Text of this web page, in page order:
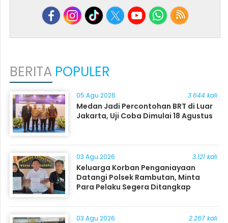
BERITA POPULER
05 Agu 2026 3.644 kali
Medan Jadi Percontohan BRT di Luar
Jakarta, Uji Coba Dimulai 18 Agustus
03 Agu 2026 3.121 kali
Keluarga Korban Penganiayaan
Datangi Polsek Rambutan, Minta
Para Pelaku Segera Ditangkap
03 Agu 2026 2.267 kali